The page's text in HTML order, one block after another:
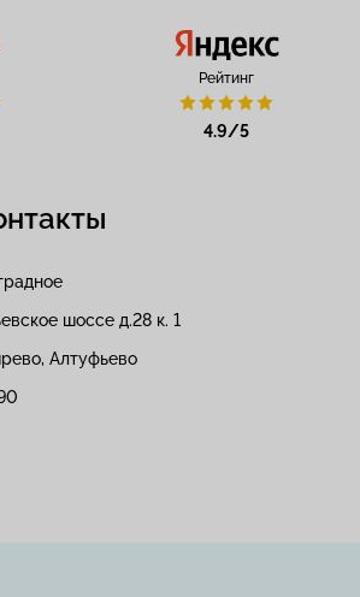
Рейтинг
4.9/5
шоссе д.28 к. 1
Алтуфьево